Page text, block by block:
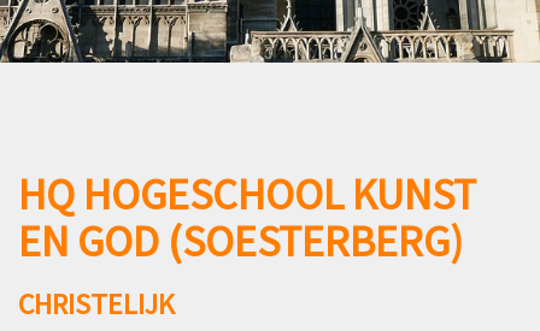
HQ HOGESCHOOL KUNST
EN GOD (SOESTERBERG)
CHRISTELIJK